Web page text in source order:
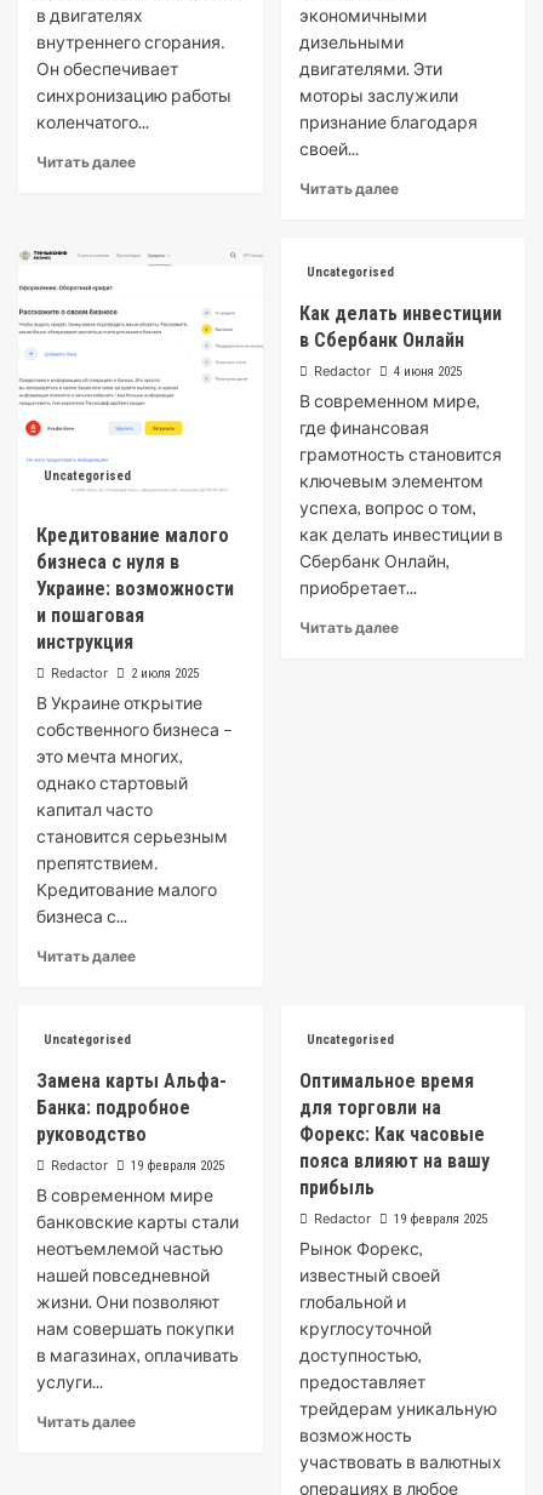
в двигателях
внутреннего сгорания․
Он обеспечивает
синхронизацию работы
коленчатого...
Читать далее
экономичными
дизельными
двигателями. Эти
моторы заслужили
признание благодаря
своей...
Читать далее
Uncategorised
Кредитование малого
бизнеса с нуля в
Украине: возможности
и пошаговая
инструкция
Redactor 2 июля 2025
В Украине открытие
собственного бизнеса –
это мечта многих,
однако стартовый
капитал часто
становится серьезным
препятствием․
Кредитование малого
бизнеса с...
Читать далее
Uncategorised
Как делать инвестиции
в Сбербанк Онлайн
Redactor 4 июня 2025
В современном мире,
где финансовая
грамотность становится
ключевым элементом
успеха, вопрос о том,
как делать инвестиции в
Сбербанк Онлайн,
приобретает...
Читать далее
Uncategorised
Замена карты Альфа-
Банка: подробное
руководство
Redactor 19 февраля 2025
В современном мире
банковские карты стали
неотъемлемой частью
нашей повседневной
жизни. Они позволяют
нам совершать покупки
в магазинах, оплачивать
услуги...
Читать далее
Uncategorised
Оптимальное время
для торговли на
Форекс: Как часовые
пояса влияют на вашу
прибыль
Redactor 19 февраля 2025
Рынок Форекс,
известный своей
глобальной и
круглосуточной
доступностью,
предоставляет
трейдерам уникальную
возможность
участвовать в валютных
операциях в любое